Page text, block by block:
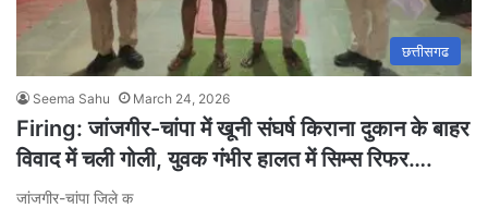
छत्तीसगढ
Seema Sahu March 24, 2026
Firing: ​जांजगीर-चांपा में खूनी संघर्ष किराना दुकान के बाहर
विवाद में चली गोली, युवक गंभीर हालत में सिम्स रिफर….
जांजगीर-चांपा जिले क